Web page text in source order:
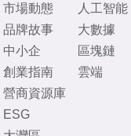
市場動態
品牌故事
中小企
創業指南
營商資源庫
ESG
人工智能
大數據
區塊鏈
雲端